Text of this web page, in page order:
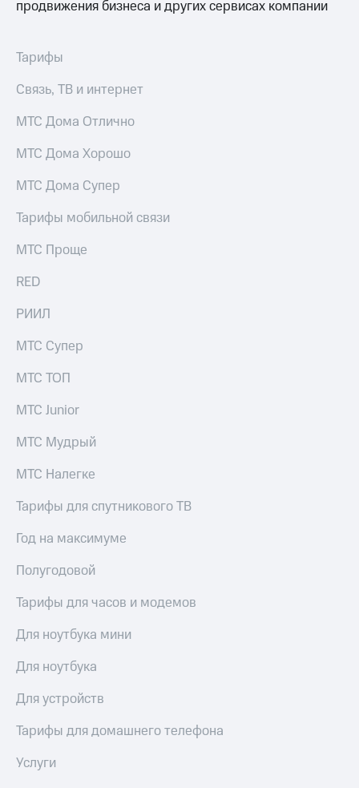
Дивиденды
облигаций
Описание
Уведомление
погашении
облигаций
развитие
деловая этика
На главную
продвижения бизнеса и других сервисах компании
Тарифы
Связь, ТВ и интернет
МТС Дома Отлично
МТС Дома Хорошо
МТС Дома Супер
Тарифы мобильной связи
МТС Проще
RED
РИИЛ
МТС Супер
МТС ТОП
МТС Junior
МТС Мудрый
МТС Налегке
Тарифы для спутникового ТВ
Год на максимуме
Полугодовой
Тарифы для часов и модемов
Для ноутбука мини
Для ноутбука
Для устройств
Тарифы для домашнего телефона
Услуги